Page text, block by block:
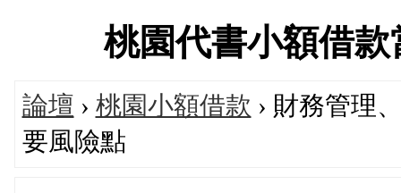
桃園代書小額借
論壇 › 桃園小額借款 › 財務管理
要風險點